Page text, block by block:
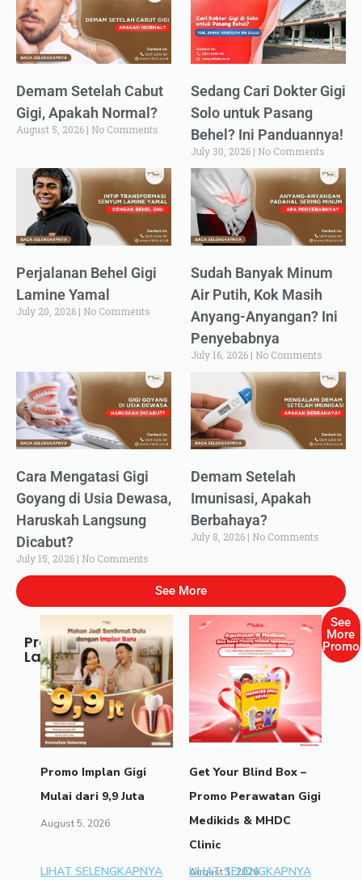
Demam Setelah Cabut
Gigi, Apakah Normal?
August 5, 2026 No Comments
Sedang Cari Dokter Gigi
Solo untuk Pasang
Behel? Ini Panduannya!
July 30, 2026 No Comments
Perjalanan Behel Gigi
Lamine Yamal
July 20, 2026 No Comments
Sudah Banyak Minum
Air Putih, Kok Masih
Anyang-Anyangan? Ini
Penyebabnya
July 16, 2026 No Comments
Cara Mengatasi Gigi
Goyang di Usia Dewasa,
Haruskah Langsung
Dicabut?
July 15, 2026 No Comments
Demam Setelah
Imunisasi, Apakah
Berbahaya?
July 8, 2026 No Comments
See More
Promo
Lainnya
Promo Implan Gigi
Mulai dari 9,9 Juta
August 5, 2026
LIHAT SELENGKAPNYA
Get Your Blind Box –
Promo Perawatan Gigi
Medikids & MHDC
Clinic
August 1, 2026
LIHAT SELENGKAPNYA
See
More
Promo